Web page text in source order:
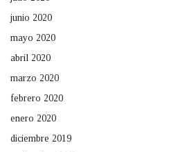
junio 2020
mayo 2020
abril 2020
marzo 2020
febrero 2020
enero 2020
diciembre 2019